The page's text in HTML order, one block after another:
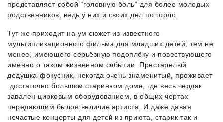
представляет собой “головную боль” для более молодых
родственников, ведь у них и своих дел по горло.
Тут же приходит на ум сюжет из известного
мультипликационного фильма для младших детей, тем не
менее, имеющего серьёзную подоплёку и повествующего
именно о таком жизненном событии. Престарелый
дедушка-фокусник, некогда очень знаменитый, проживает
достаточно большом старинном доме, где весь чердак
завален цирковым оборудованием, в общих чертах
передающим былое величие артиста. И даже давая
нечастые концерты для детей из приюта, старик так и